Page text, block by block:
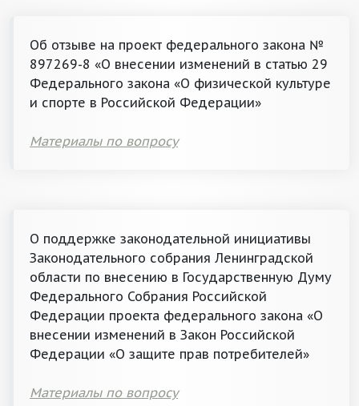
Об отзыве на проект федерального закона №
897269-8 «О внесении изменений в статью 29
Федерального закона «О физической культуре
и спорте в Российской Федерации»
Материалы по вопросу
О поддержке законодательной инициативы
Законодательного собрания Ленинградской
области по внесению в Государственную Думу
Федерального Собрания Российской
Федерации проекта федерального закона «О
внесении изменений в Закон Российской
Федерации «О защите прав потребителей»
Материалы по вопросу